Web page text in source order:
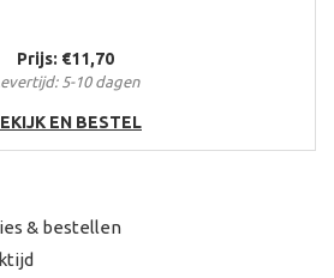
Prijs: €11,70
5-10 dagen
EN BESTEL
& bestellen